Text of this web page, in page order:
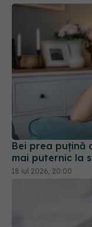
Bei prea puțină
mai puternic la
18 iul 2026, 20:00